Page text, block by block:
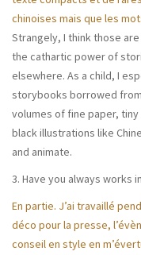
chinoises mais que les
Strangely, I think those
the cathartic power of
elsewhere. As a child, I
storybooks borrowed
volumes of fine paper,
black illustrations like
and animate.
3. Have you always works
En partie. J’ai travaillé
déco pour la presse,
conseil en style en